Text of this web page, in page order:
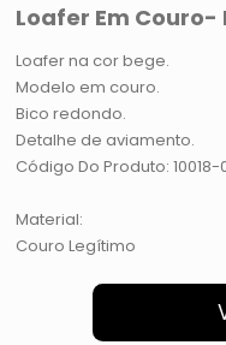
Loafer Em Couro-
Loafer na cor bege.
Modelo em couro.
Bico redondo.
Detalhe de aviamento.
Código Do Produto: 10018-
Material:
Couro Legítimo